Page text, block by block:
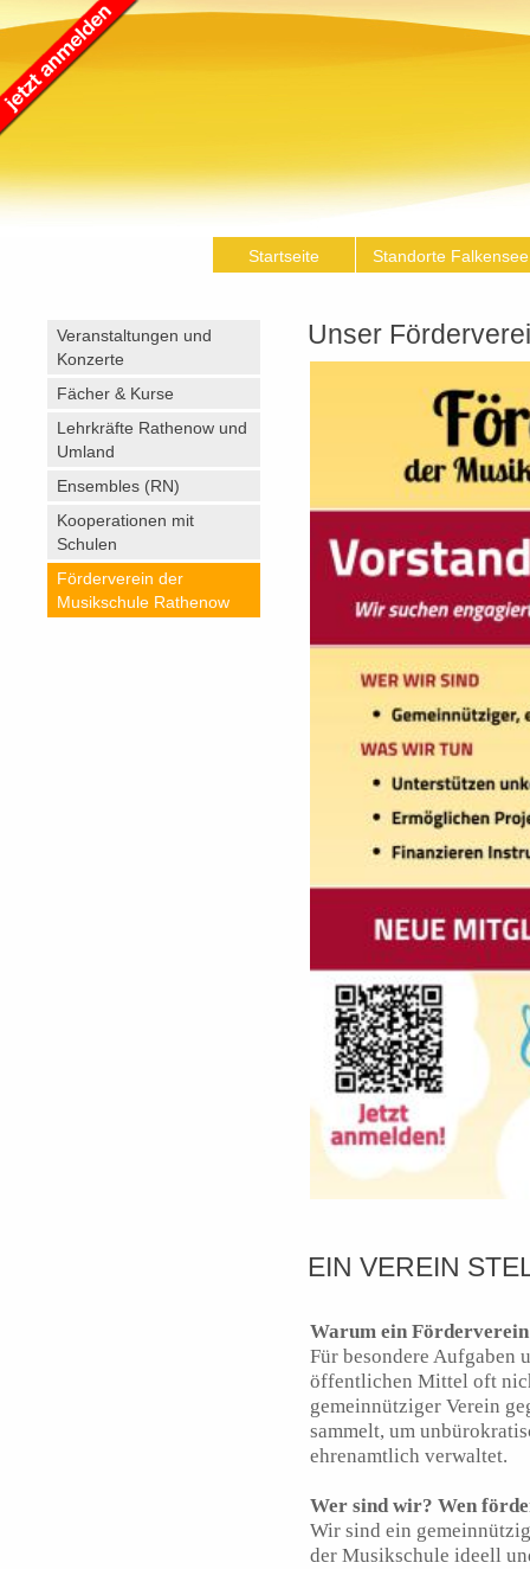
Startseite Standorte
Veranstaltungen und
Konzerte
Fächer & Kurse
Lehrkräfte Rathenow und
Umland
Ensembles (RN)
Kooperationen mit
Schulen
Förderverein der
Musikschule Rathenow
Unser
EIN VEREIN
Warum ein
Für besondere Aufgaben
öffentlichen Mittel oft
gemeinnütziger Verein
sammelt, um
ehrenamtlich verwaltet.
Wer sind wir? Wen
Wir sind ein
der Musikschule ideell